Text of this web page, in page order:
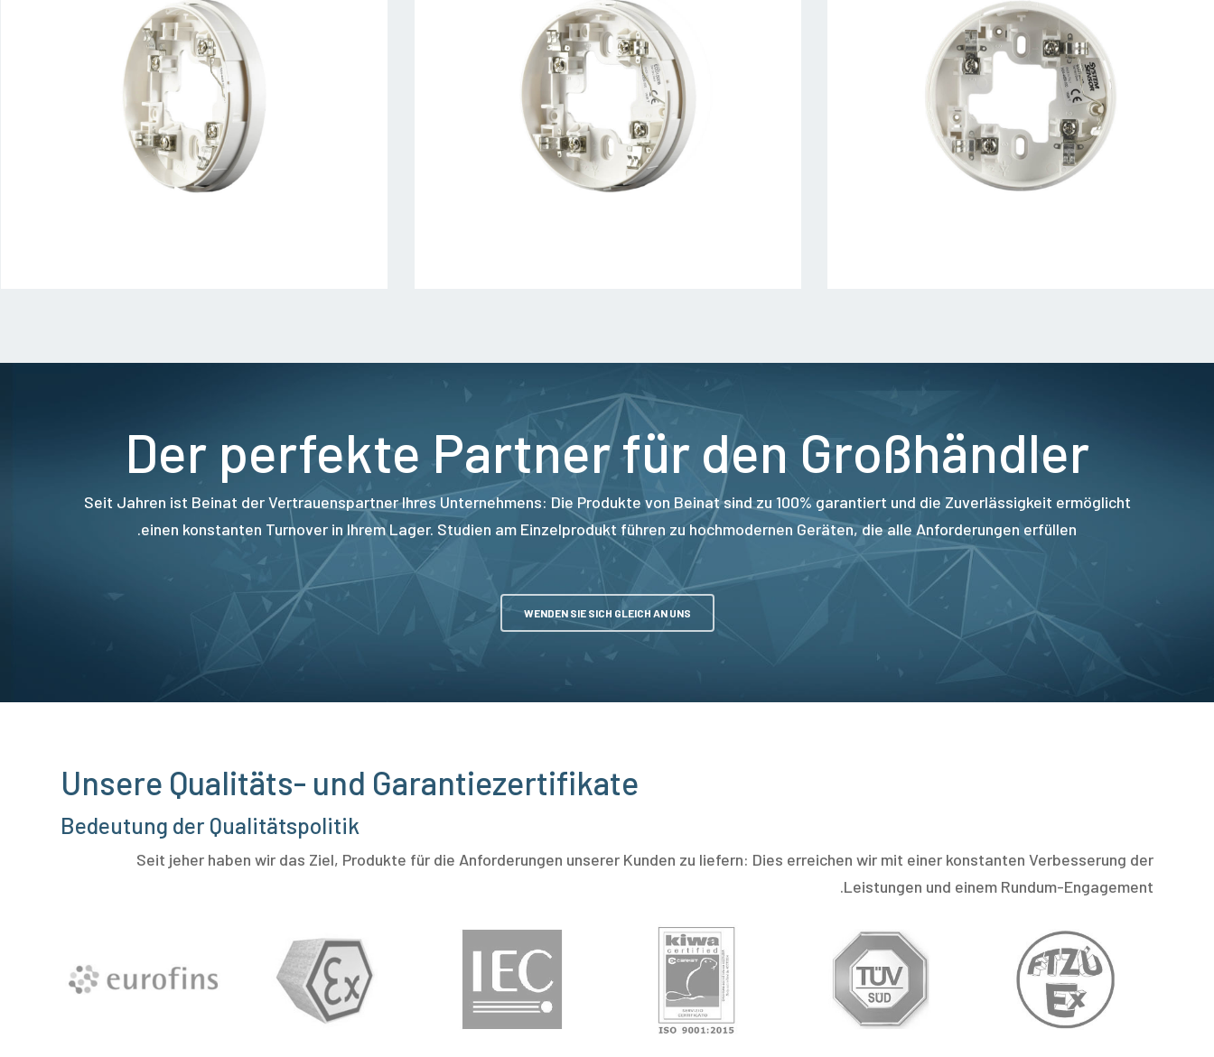
Der perfekte Partner für den Großhändler
Seit Jahren ist Beinat der Vertrauenspartner Ihres Unternehmens: Die Produkte von Beinat sind zu 100% garantiert und die Zuverlässigkeit ermöglicht
einen konstanten Turnover in Ihrem Lager. Studien am Einzelprodukt führen zu hochmodernen Geräten, die alle Anforderungen erfüllen.
WENDEN SIE SICH GLEICH AN UNS
Unsere Qualitäts- und Garantiezertifikate
Bedeutung der Qualitätspolitik
Seit jeher haben wir das Ziel, Produkte für die Anforderungen unserer Kunden zu liefern: Dies erreichen wir mit einer konstanten Verbesserung der
Leistungen und einem Rundum-Engagement.